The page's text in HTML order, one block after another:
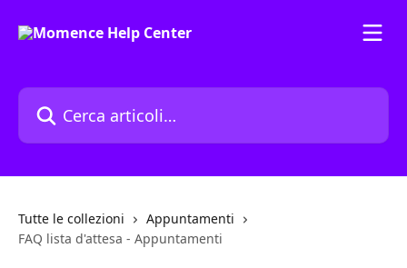
Cerca articoli…
Tutte le collezioni
Appuntamenti
FAQ lista d'attesa - Appuntamenti